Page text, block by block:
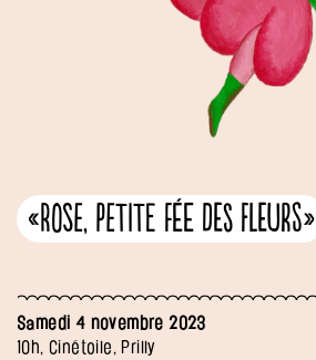
«Rose, petite fée des fleurs»
Samedi 4 novembre 2023
10h, Cinétoile, Prilly